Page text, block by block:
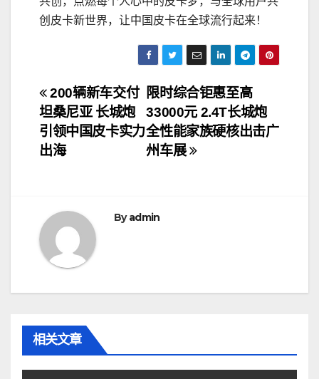
创皮卡新世界，让中国皮卡在全球流行起来！
文
章
导
限时综合钜惠至高
33000元 2.4T长城炮
全性能家族硬核出击广
州车展
200辆新车交付
坦桑尼亚 长城炮
引领中国皮卡实力
出海
Byadmin
相关文章